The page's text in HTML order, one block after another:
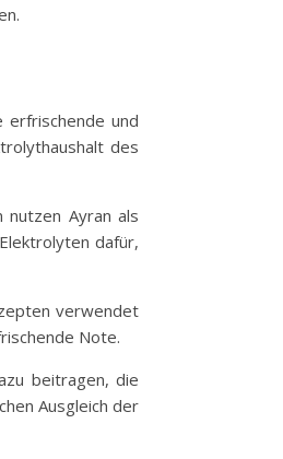
erfrischende und
des
nutzen Ayran als
dafür,
verwendet
Note.
beitragen, die
Ausgleich der